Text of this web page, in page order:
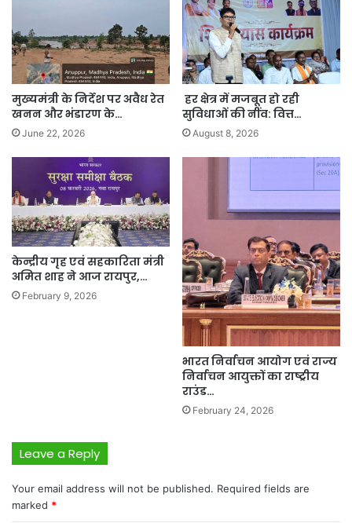
मुख्यमंत्री के निर्देश पर अवैध रेत
खनन और भंडारण के…
June 22, 2026
हर क्षेत्र में मजबूत हो रही
सुविधाओं की नींव: वित्त…
August 8, 2026
केन्द्रीय गृह एवं सहकारिता मंत्री
अमित शाह ने आज रायपुर,…
February 9, 2026
भारत निर्वाचन आयोग एवं राज्य
निर्वाचन आयुक्तों का राष्ट्रीय
राउंड…
February 24, 2026
Leave a Reply
Your email address will not be published. Required fields are
marked *